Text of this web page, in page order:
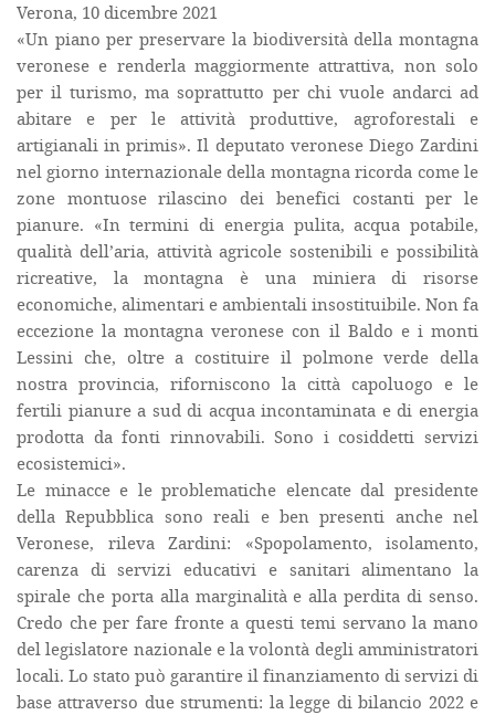
Verona, 10 dicembre 2021
«Un piano per preservare la biodiversità della montagna
veronese e renderla maggiormente attrattiva, non solo
per il turismo, ma soprattutto per chi vuole andarci ad
abitare e per le attività produttive, agroforestali e
artigianali in primis». Il deputato veronese Diego Zardini
nel giorno internazionale della montagna ricorda come le
zone montuose rilascino dei benefici costanti per le
pianure. «In termini di energia pulita, acqua potabile,
qualità dell’aria, attività agricole sostenibili e possibilità
ricreative, la montagna è una miniera di risorse
economiche, alimentari e ambientali insostituibile. Non fa
eccezione la montagna veronese con il Baldo e i monti
Lessini che, oltre a costituire il polmone verde della
nostra provincia, riforniscono la città capoluogo e le
fertili pianure a sud di acqua incontaminata e di energia
prodotta da fonti rinnovabili. Sono i cosiddetti servizi
ecosistemici».
Le minacce e le problematiche elencate dal presidente
della Repubblica sono reali e ben presenti anche nel
Veronese, rileva Zardini: «Spopolamento, isolamento,
carenza di servizi educativi e sanitari alimentano la
spirale che porta alla marginalità e alla perdita di senso.
Credo che per fare fronte a questi temi servano la mano
del legislatore nazionale e la volontà degli amministratori
locali. Lo stato può garantire il finanziamento di servizi di
base attraverso due strumenti: la legge di bilancio 2022 e